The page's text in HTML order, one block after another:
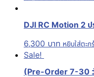
DJI RC Motion 2 ป
6,300 บาท หยิบใส่ตะก
Sale!
(Pre-Order 7-30